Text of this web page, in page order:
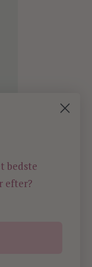
bedste
efter?